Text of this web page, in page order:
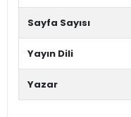
Sayfa Sayısı
Yayın Dili
Yazar